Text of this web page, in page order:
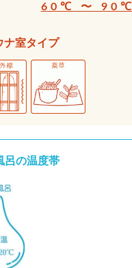
60℃ 〜 90℃
ナ室タイプ
呂の温度帯